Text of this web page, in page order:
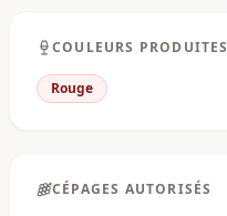
COULEURS PRODUITES
Rouge
CÉPAGES AUTORISÉS